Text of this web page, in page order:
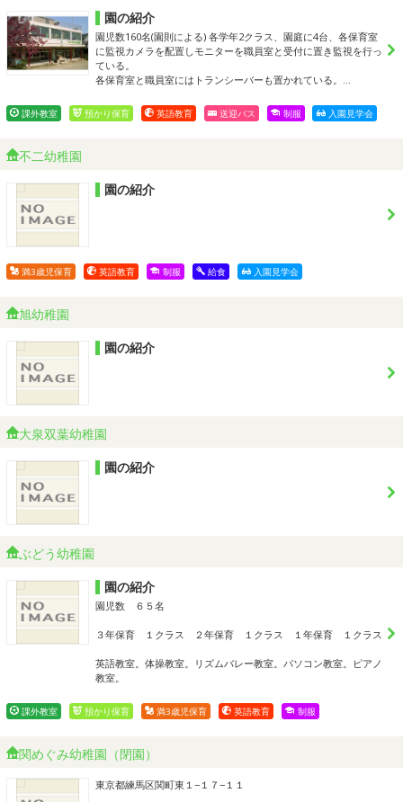
園の紹介
園児数160名(園則による) 各学年2クラス、園庭に4台、各保育室
に監視カメラを配置しモニターを職員室と受付に置き監視を行っ
ている。
各保育室と職員室にはトランシーバーも置かれている。…
課外教室 預かり保育 英語教育 送迎バス 制服 入園見学会
不二幼稚園
園の紹介
満3歳児保育 英語教育 制服 給食 入園見学会
旭幼稚園
園の紹介
大泉双葉幼稚園
園の紹介
ぶどう幼稚園
園の紹介
園児数 ６５名
３年保育 １クラス ２年保育 １クラス １年保育 １クラス
英語教室。体操教室。リズムバレー教室。パソコン教室。ピアノ
教室。
課外教室 預かり保育 満3歳児保育 英語教育 制服
関めぐみ幼稚園（閉園）
東京都練馬区関町東１−１７−１１